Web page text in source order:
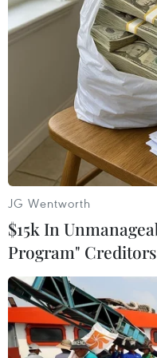
#Australia
#Barack
#Nhà nước Hồi giáo tự
#Cảnh sát
#Bắt cóc
JG Wentworth
$15k In
Program"